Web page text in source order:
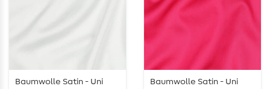
Baumwolle Satin - Uni
Baumwolle Satin - Uni